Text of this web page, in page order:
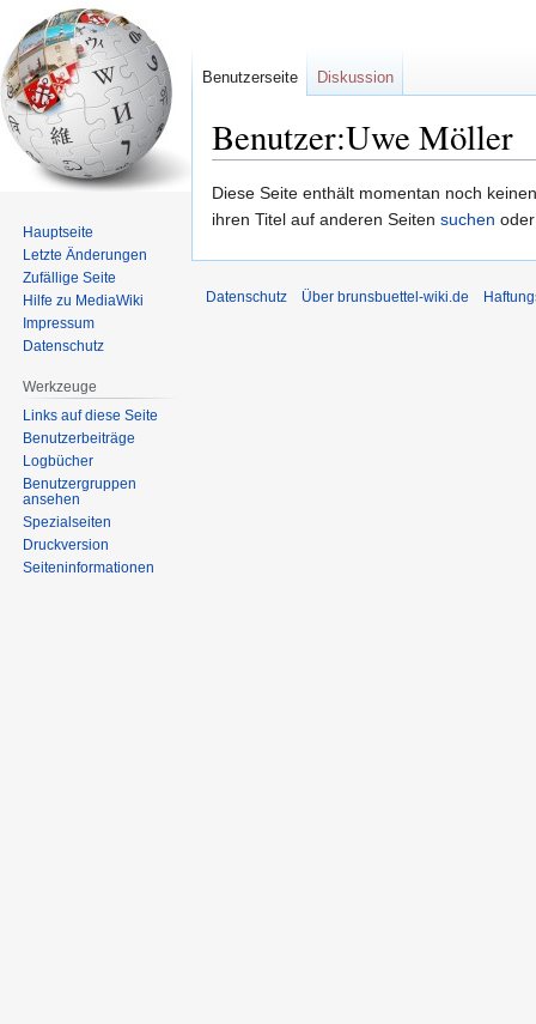
Benutzer:Uwe Möller
Zur
Navigation
Zur
Suche
Diese Seite enthält momentan noch
ihren Titel auf anderen Seiten suchen
Benutzerseite Diskussion
Hauptseite
Letzte Änderungen
Zufällige Seite
Hilfe zu MediaWiki
Impressum
Datenschutz
Werkzeuge
Links auf diese Seite
Benutzerbeiträge
Logbücher
Benutzergruppen
ansehen
Spezialseiten
Druckversion
Seiten­informationen
Datenschutz Über brunsbuettel-wiki.de